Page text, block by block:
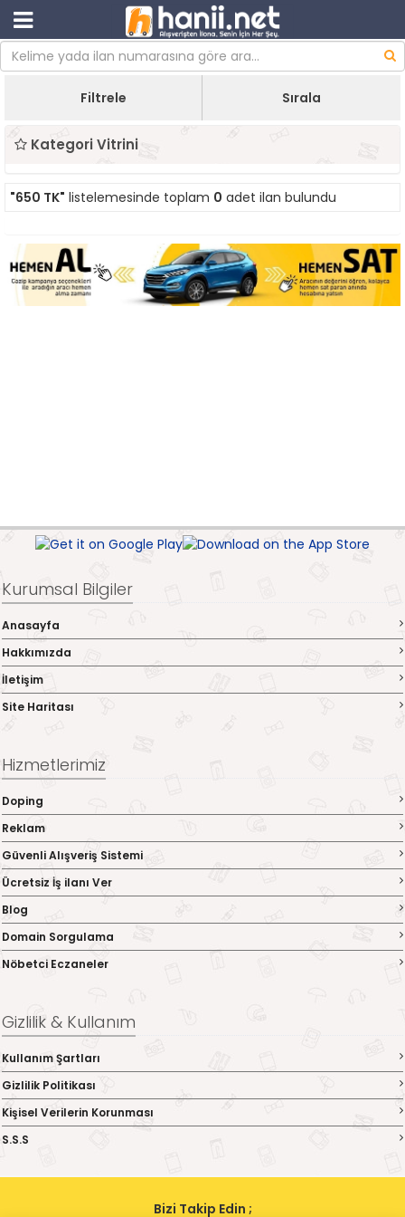
Filtrele Sırala
Kategori Vitrini
"650 TK" listelemesinde toplam 0 adet ilan bulundu
Kurumsal Bilgiler
Anasayfa
Hakkımızda
İletişim
Site Haritası
Hizmetlerimiz
Doping
Reklam
Güvenli Alışveriş Sistemi
Ücretsiz İş ilanı Ver
Blog
Domain Sorgulama
Nöbetci Eczaneler
Gizlilik & Kullanım
Kullanım Şartları
Gizlilik Politikası
Kişisel Verilerin Korunması
S.S.S
Bizi Takip Edin ;